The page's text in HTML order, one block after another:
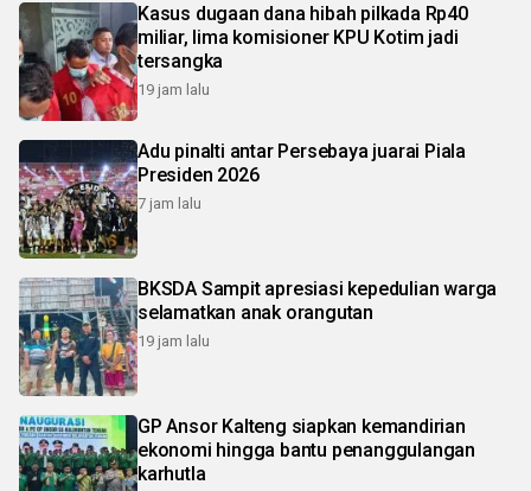
Kasus dugaan dana hibah pilkada Rp40
miliar, lima komisioner KPU Kotim jadi
tersangka
19 jam lalu
Adu pinalti antar Persebaya juarai Piala
Presiden 2026
7 jam lalu
BKSDA Sampit apresiasi kepedulian warga
selamatkan anak orangutan
19 jam lalu
GP Ansor Kalteng siapkan kemandirian
ekonomi hingga bantu penanggulangan
karhutla